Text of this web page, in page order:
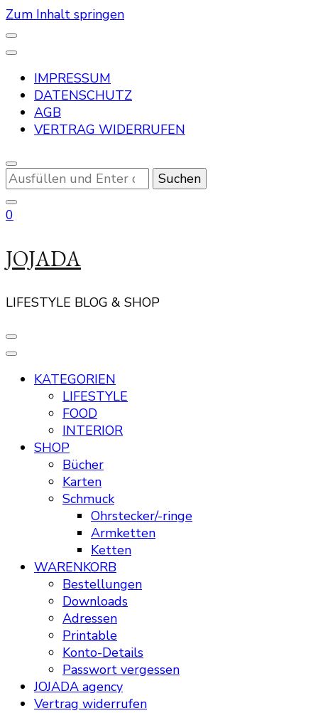
Zum Inhalt springen
IMPRESSUM
DATENSCHUTZ
AGB
VERTRAG WIDERRUFEN
Suchst
du
nach
0
JOJADA
LIFESTYLE BLOG & SHOP
KATEGORIEN
LIFESTYLE
FOOD
INTERIOR
SHOP
Bücher
Karten
Schmuck
Ohrstecker/-ringe
Armketten
Ketten
WARENKORB
Bestellungen
Downloads
Adressen
Printable
Konto-Details
Passwort vergessen
JOJADA agency
Vertrag widerrufen